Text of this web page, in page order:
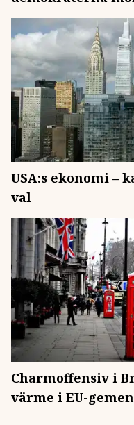
USA:s ekonomi –
val
Charmoffensiv i
värme i EU-